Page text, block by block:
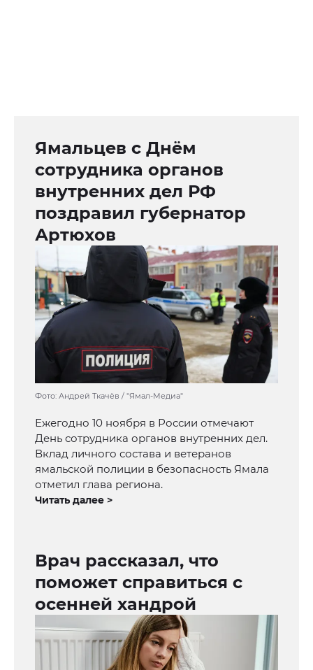
Ямальцев с Днём
сотрудника органов
внутренних дел РФ
поздравил губернатор
Артюхов
Фото: Андрей Ткачёв / "Ямал-Медиа"
Ежегодно 10 ноября в России отмечают
День сотрудника органов внутренних дел.
Вклад личного состава и ветеранов
ямальской полиции в безопасность Ямала
отметил глава региона.
Читать далее >
Врач рассказал, что
поможет справиться с
осенней хандрой